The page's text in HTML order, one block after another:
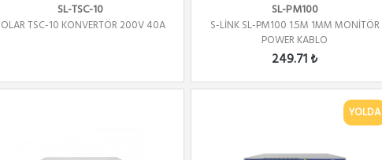
SL-TSC-10
TSC-10 KONVERTÖR 200V 40A
SL-PM100
S-LİNK SL-PM100 1.5M 1MM MONİTÖR
POWER KABLO
249.71 ₺
YOLDA